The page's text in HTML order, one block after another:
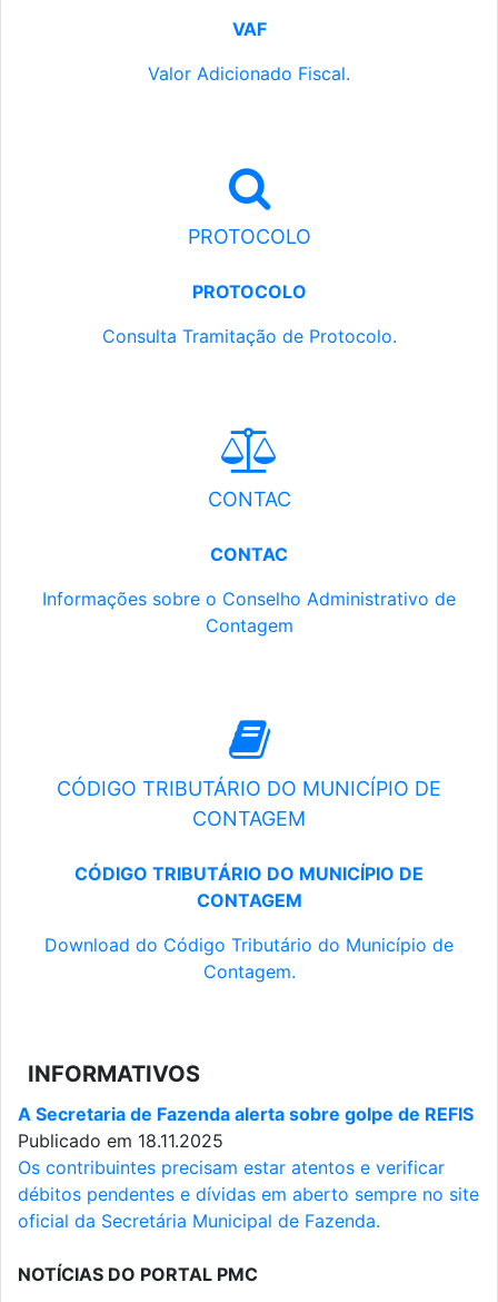
VAF
Valor Adicionado Fiscal.
PROTOCOLO
PROTOCOLO
Consulta Tramitação de Protocolo.
CONTAC
CONTAC
Informações sobre o Conselho Administrativo de
Contagem
CÓDIGO TRIBUTÁRIO DO MUNICÍPIO DE
CONTAGEM
CÓDIGO TRIBUTÁRIO DO MUNICÍPIO DE
CONTAGEM
Download do Código Tributário do Município de
Contagem.
INFORMATIVOS
A Secretaria de Fazenda alerta sobre golpe de REFIS
Publicado em 18.11.2025
Os contribuintes precisam estar atentos e verificar
débitos pendentes e dívidas em aberto sempre no site
oficial da Secretária Municipal de Fazenda.
NOTÍCIAS DO PORTAL PMC